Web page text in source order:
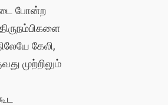
போன்ற
கேலி,
முற்றிலும்